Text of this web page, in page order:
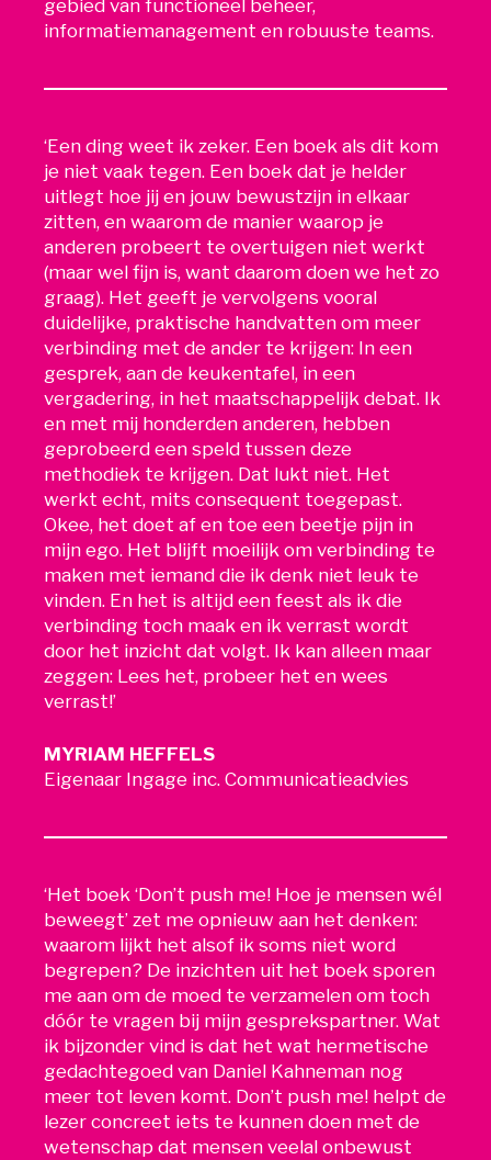
gebied van functioneel beheer,
informatiemanagement en robuuste teams.
‘Een ding weet ik zeker. Een boek als dit kom
je niet vaak tegen. Een boek dat je helder
uitlegt hoe jij en jouw bewustzijn in elkaar
zitten, en waarom de manier waarop je
anderen probeert te overtuigen niet werkt
(maar wel fijn is, want daarom doen we het zo
graag). Het geeft je vervolgens vooral
duidelijke, praktische handvatten om meer
verbinding met de ander te krijgen: In een
gesprek, aan de keukentafel, in een
vergadering, in het maatschappelijk debat. Ik
en met mij honderden anderen, hebben
geprobeerd een speld tussen deze
methodiek te krijgen. Dat lukt niet. Het
werkt echt, mits consequent toegepast.
Okee, het doet af en toe een beetje pijn in
mijn ego. Het blijft moeilijk om verbinding te
maken met iemand die ik denk niet leuk te
vinden. En het is altijd een feest als ik die
verbinding toch maak en ik verrast wordt
door het inzicht dat volgt. Ik kan alleen maar
zeggen: Lees het, probeer het en wees
verrast!’
MYRIAM HEFFELS
Eigenaar Ingage inc. Communicatieadvies
‘Het boek ‘Don’t push me! Hoe je mensen wél
beweegt’ zet me opnieuw aan het denken:
waarom lijkt het alsof ik soms niet word
begrepen? De inzichten uit het boek sporen
me aan om de moed te verzamelen om toch
dóór te vragen bij mijn gesprekspartner. Wat
ik bijzonder vind is dat het wat hermetische
gedachtegoed van Daniel Kahneman nog
meer tot leven komt. Don’t push me! helpt de
lezer concreet iets te kunnen doen met de
wetenschap dat mensen veelal onbewust